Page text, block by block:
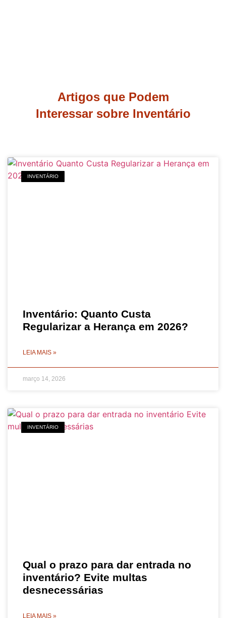
Artigos que Podem
Interessar sobre Inventário
INVENTÁRIO
Inventário: Quanto Custa
Regularizar a Herança em 2026?
LEIA MAIS »
março 14, 2026
INVENTÁRIO
Qual o prazo para dar entrada no
inventário? Evite multas
desnecessárias
LEIA MAIS »